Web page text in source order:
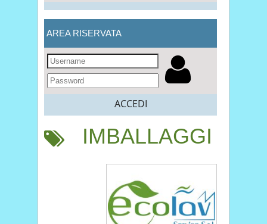
AREA RISERVATA
ACCEDI
IMBALLAGGI